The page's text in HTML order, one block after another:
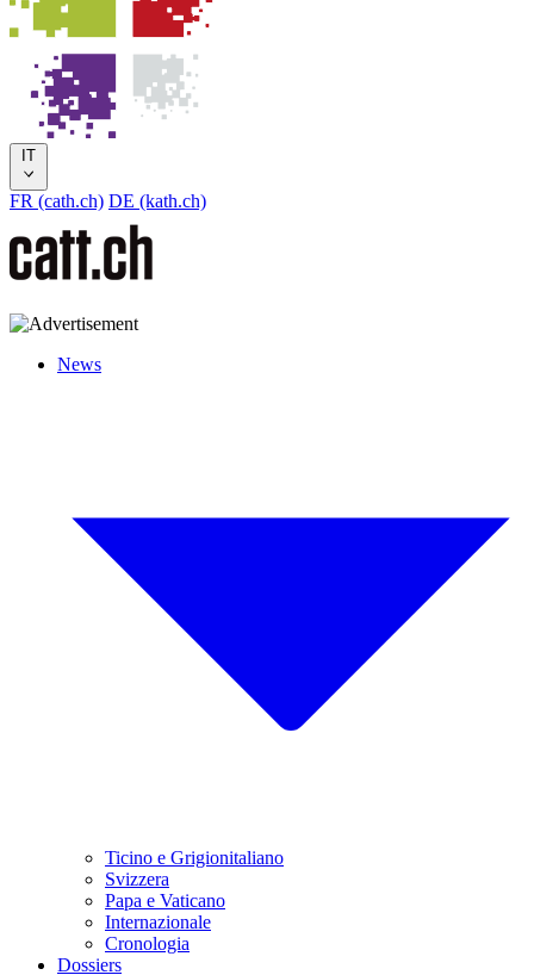
IT
FR (cath.ch) DE (kath.ch)
News
Ticino e Grigionitaliano
Svizzera
Papa e Vaticano
Internazionale
Cronologia
Dossiers